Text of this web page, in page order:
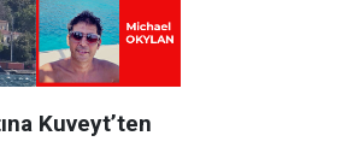
Kuveyt’ten